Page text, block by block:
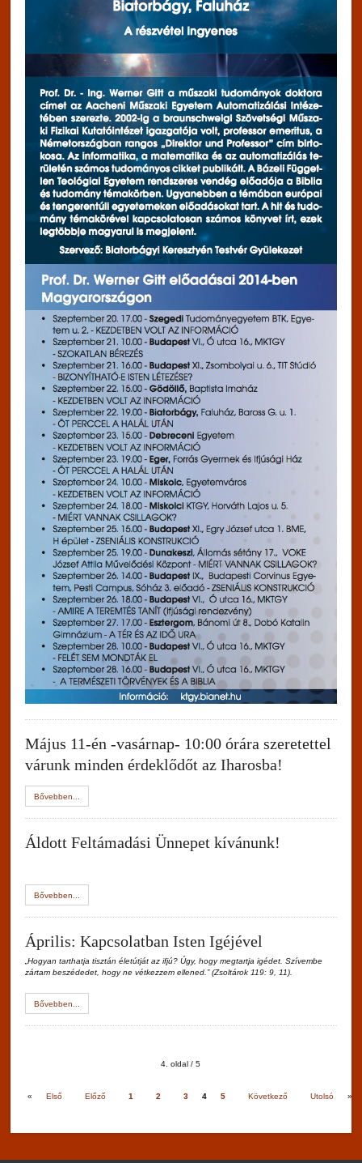
Május 11-én -vasárnap- 10:00 órára szeretettel
várunk minden érdeklődőt az Iharosba!
Bővebben...
Áldott Feltámadási Ünnepet kívánunk!
Bővebben...
Április: Kapcsolatban Isten Igéjével
„Hogyan tarthatja tisztán életútját az ifjú? Úgy, hogy megtartja igédet. Szívembe
zártam beszédedet, hogy ne vétkezzem ellened.” (Zsoltárok 119: 9, 11).
Bővebben...
4. oldal / 5
« Első Előző 1 2 3 4 5 Következő Utolsó »